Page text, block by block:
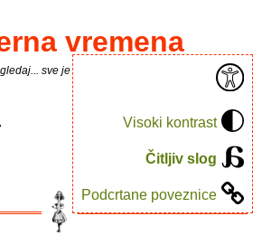
Visoki kontrast
Čitljiv slog
Podcrtane poveznice
vremena
sve je puno knjiga.